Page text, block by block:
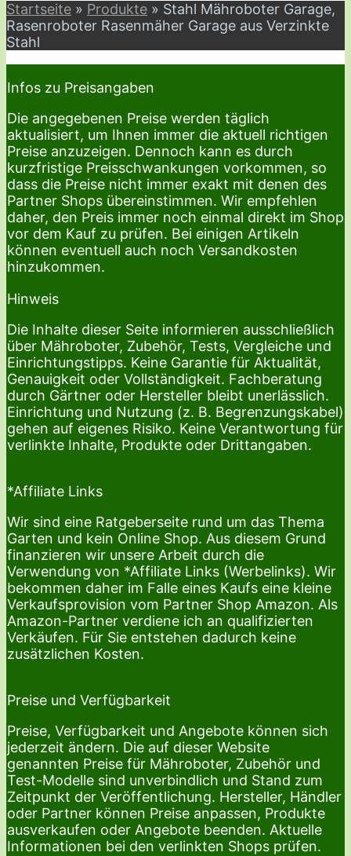
Startseite » Produkte » Stahl Mähroboter Garage,
Rasenroboter Rasenmäher Garage aus Verzinkte
Stahl
Infos zu Preisangaben
Die angegebenen Preise werden täglich
aktualisiert, um Ihnen immer die aktuell richtigen
Preise anzuzeigen. Dennoch kann es durch
kurzfristige Preisschwankungen vorkommen, so
dass die Preise nicht immer exakt mit denen des
Partner Shops übereinstimmen. Wir empfehlen
daher, den Preis immer noch einmal direkt im Shop
vor dem Kauf zu prüfen. Bei einigen Artikeln
können eventuell auch noch Versandkosten
hinzukommen.
Hinweis
Die Inhalte dieser Seite informieren ausschließlich
über Mähroboter, Zubehör, Tests, Vergleiche und
Einrichtungstipps. Keine Garantie für Aktualität,
Genauigkeit oder Vollständigkeit. Fachberatung
durch Gärtner oder Hersteller bleibt unerlässlich.
Einrichtung und Nutzung (z. B. Begrenzungskabel)
gehen auf eigenes Risiko. Keine Verantwortung für
verlinkte Inhalte, Produkte oder Drittangaben.
*Affiliate Links
Wir sind eine Ratgeberseite rund um das Thema
Garten und kein Online Shop. Aus diesem Grund
finanzieren wir unsere Arbeit durch die
Verwendung von *Affiliate Links (Werbelinks). Wir
bekommen daher im Falle eines Kaufs eine kleine
Verkaufsprovision vom Partner Shop Amazon. Als
Amazon-Partner verdiene ich an qualifizierten
Verkäufen. Für Sie entstehen dadurch keine
zusätzlichen Kosten.
Preise und Verfügbarkeit
Preise, Verfügbarkeit und Angebote können sich
jederzeit ändern. Die auf dieser Website
genannten Preise für Mähroboter, Zubehör und
Test-Modelle sind unverbindlich und Stand zum
Zeitpunkt der Veröffentlichung. Hersteller, Händler
oder Partner können Preise anpassen, Produkte
ausverkaufen oder Angebote beenden. Aktuelle
Informationen bei den verlinkten Shops prüfen.